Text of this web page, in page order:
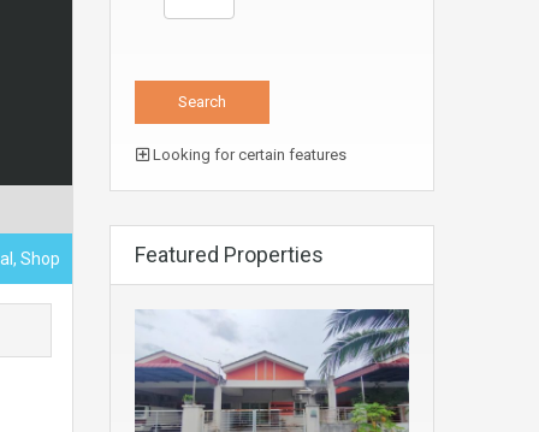
Shop
Looking for certain features
Featured Properties